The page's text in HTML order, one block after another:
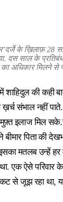
के ख़िलाफ़ 28
दस साल के
का अधिकार मिलने
की कही
ख़र्च संभाल नहीं
मुफ़्त इलाज मिल
बीमार पिता की
मतलब उन्हें हर
एक ऐसे परिवार
से जूझ रहा था,